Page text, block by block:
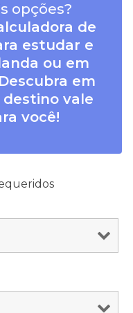
opções?
de
estudar e
ou em
em
vale
você!